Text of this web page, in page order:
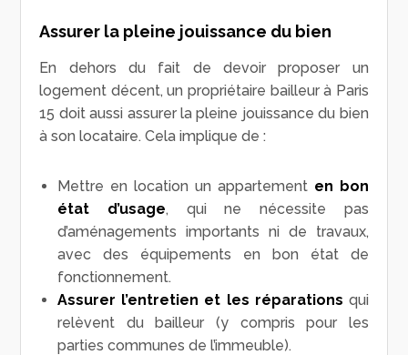
Assurer la pleine jouissance du bien
En dehors du fait de devoir proposer un
logement décent, un propriétaire bailleur à Paris
15 doit aussi assurer la pleine jouissance du bien
à son locataire. Cela implique de :
Mettre en location un appartement en bon
état d’usage, qui ne nécessite pas
d’aménagements importants ni de travaux,
avec des équipements en bon état de
fonctionnement.
Assurer l’entretien et les réparations qui
relèvent du bailleur (y compris pour les
parties communes de l’immeuble).